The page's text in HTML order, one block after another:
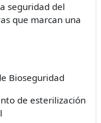
seguridad del
que marcan una
Bioseguridad
de esterilización